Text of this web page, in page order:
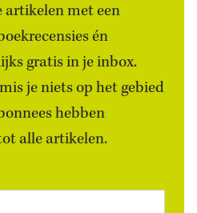
artikelen met een
én
gratis in je inbox.
je niets op het gebied
hebben
alle artikelen.